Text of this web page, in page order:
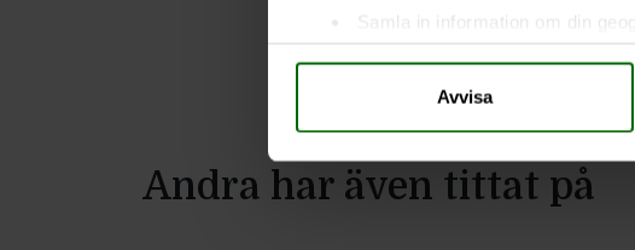
Samla in information om din
Identifiera din enhet genom att
eller dra tillbaka ditt samtycke när som
Vi använder enhetsidentifierare för att
sociala medier och analysera vår trafik.
Avvisa
Andra har även tittat på